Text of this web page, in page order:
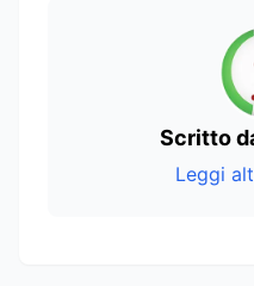
Scritto
Leggi